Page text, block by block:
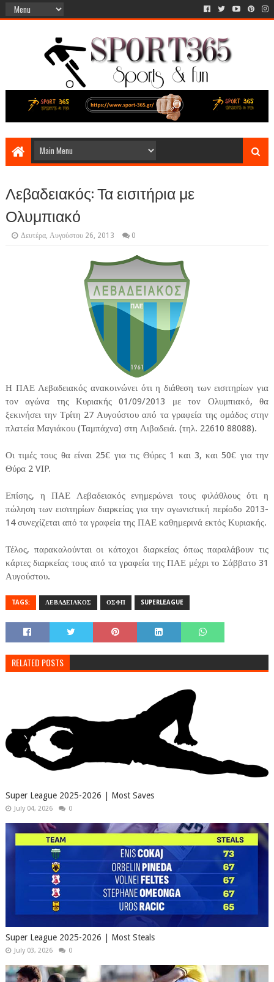
Λεβαδειακός: Τα εισιτήρια με
Ολυμπιακό
Δευτέρα, Αυγούστου 26, 2013 0
Η ΠΑΕ Λεβαδειακός ανακοινώνει ότι η διάθεση των εισιτηρίων για
τον αγώνα της Κυριακής 01/09/2013 με τον Ολυμπιακό, θα
ξεκινήσει την Τρίτη 27 Αυγούστου από τα γραφεία της ομάδος στην
πλατεία Μαγιάκου (Ταμπάχνα) στη Λιβαδειά. (τηλ. 22610 88088).
Οι τιμές τους θα είναι 25€ για τις Θύρες 1 και 3, και 50€ για την
Θύρα 2 VIP.
Επίσης, η ΠΑΕ Λεβαδειακός ενημερώνει τους φιλάθλους ότι η
πώληση των εισιτηρίων διαρκείας για την αγωνιστική περίοδο 2013-
14 συνεχίζεται από τα γραφεία της ΠΑΕ καθημερινά εκτός Κυριακής.
Τέλος, παρακαλούνται οι κάτοχοι διαρκείας όπως παραλάβουν τις
κάρτες διαρκείας τους από τα γραφεία της ΠΑΕ μέχρι το Σάββατο 31
Αυγούστου.
TAGS: ΛΕΒΑΔΕΙΑΚΟΣ ΟΣΦΠ SUPERLEAGUE
RELATED POSTS
Super League 2025-2026 | Most Saves
July 04, 2026 0
Super League 2025-2026 | Most Steals
July 03, 2026 0